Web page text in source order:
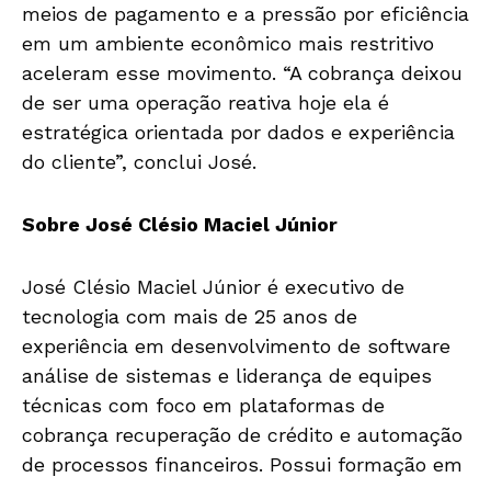
meios de pagamento e a pressão por eficiência
em um ambiente econômico mais restritivo
aceleram esse movimento. “A cobrança deixou
de ser uma operação reativa hoje ela é
estratégica orientada por dados e experiência
do cliente”, conclui José.
Sobre José Clésio Maciel Júnior
José Clésio Maciel Júnior é executivo de
tecnologia com mais de 25 anos de
experiência em desenvolvimento de software
análise de sistemas e liderança de equipes
técnicas com foco em plataformas de
cobrança recuperação de crédito e automação
de processos financeiros. Possui formação em